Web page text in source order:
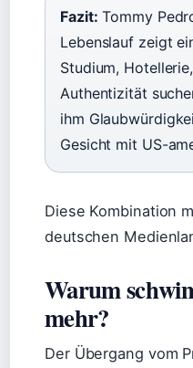
Fazit: Tommy
Lebenslauf zeigt
Studium,
Authentizität
ihm
Gesicht mit US-
Diese Kombination
deutschen
Warum
mehr?
Der Übergang vom